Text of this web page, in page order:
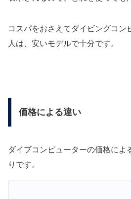
コスパをおさえてダイビングコン
人は、安いモデルで十分です。
価格による違い
ダイブコンピューターの価格によ
りです。